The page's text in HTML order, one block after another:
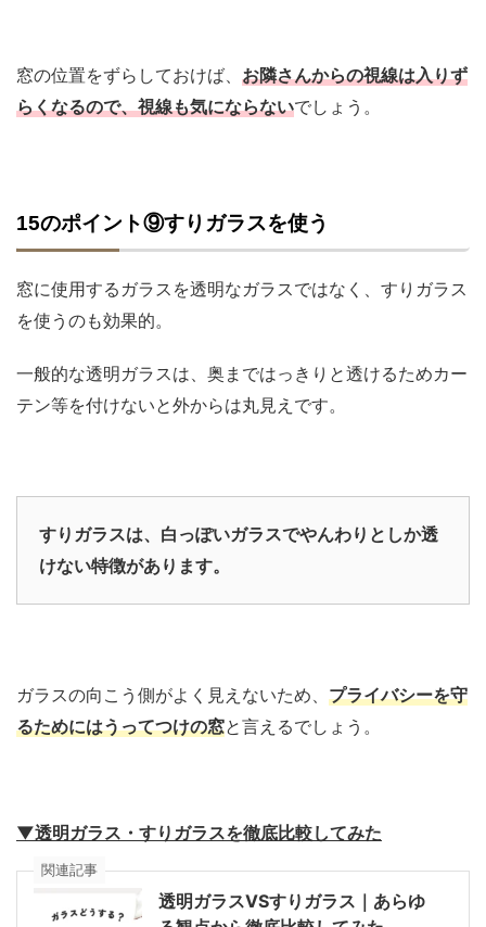
窓の位置をずらしておけば、 お隣さんからの視線は入りず
らくなるので、視線も気にならないでしょう。
15のポイント⑨すりガラスを使う
窓に使用するガラスを透明なガラスではなく、すりガラス
を使うのも効果的。
一般的な透明ガラスは、奥まではっきりと透けるためカー
テン等を付けないと外からは丸見えです。
すりガラスは、白っぽいガラスでやんわりとしか透
けない特徴があります。
ガラスの向こう側がよく見えないため、 プライバシーを守
るためにはうってつけの窓と言えるでしょう。
▼透明ガラス・すりガラスを徹底比較してみた
関連記事
透明ガラスVSすりガラス｜あらゆ